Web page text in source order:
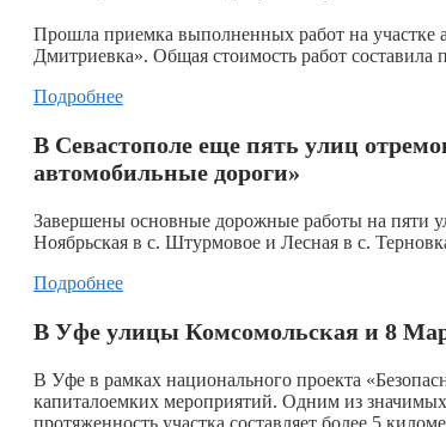
Прошла приемка выполненных работ на
Дмитриевка». Общая стоимость работ составила
Подробнее
В Севастополе еще пять улиц
автомобильные дороги»
Завершены основные дорожные работы на пяти
Ноябрьская в с. Штурмовое и Лесная в с.
Подробнее
В Уфе улицы Комсомольская и 8
В Уфе в рамках национального проекта
капиталоемких мероприятий. Одним из
протяженность участка составляет более 5